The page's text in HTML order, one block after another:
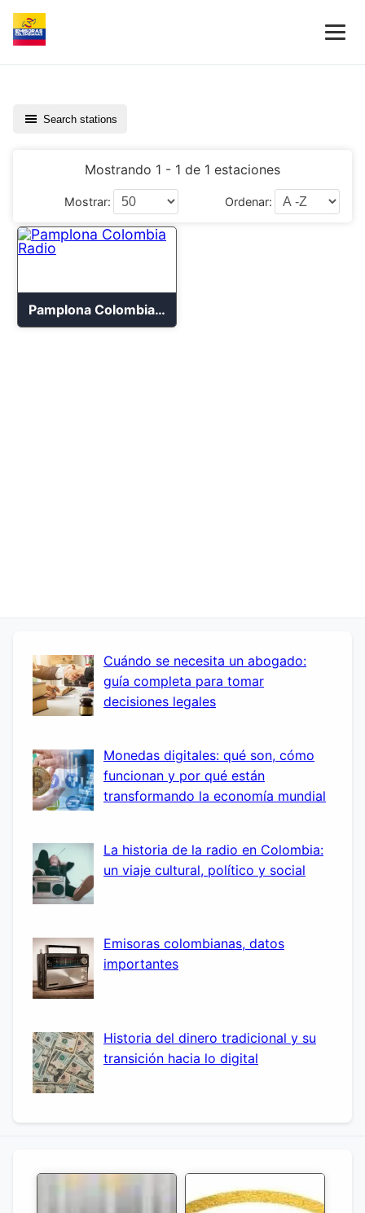
Cuándo se necesita un abogado:
guía completa para tomar
decisiones legales
Monedas digitales: qué son, cómo
funcionan y por qué están
transformando la economía mundial
La historia de la radio en Colombia:
un viaje cultural, político y social
Emisoras colombianas, datos
importantes
Historia del dinero tradicional y su
transición hacia lo digital
Search stations
Mostrando 1 - 1 de 1 estaciones
Mostrar: Ordenar:
Pamplona Colombia Radio